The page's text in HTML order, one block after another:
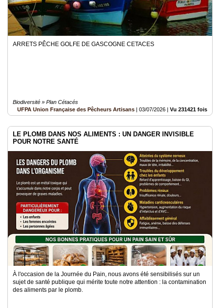
Inscription
annuaire
pro
AccèsARRETS PÊCHE GOLFE DE GASCOGNE CETACES
Biodiversité » Plan Cétacés
UFPA Union Française des Pêcheurs Artisans | 03/07/2026 | Vu 231421 fois
LE PLOMB DANS NOS ALIMENTS : UN DANGER INVISIBLE
POUR NOTRE SANTÉ
À l'occasion de la Journée du Pain, nous avons été sensibilisés sur un
sujet de santé publique qui mérite toute notre attention : la contamination
des aliments par le plomb.